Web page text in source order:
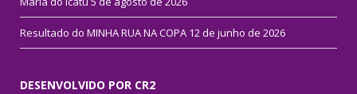
Resultado do MINHA RUA NA COPA 12 de junho de 2026
DESENVOLVIDO POR CR2